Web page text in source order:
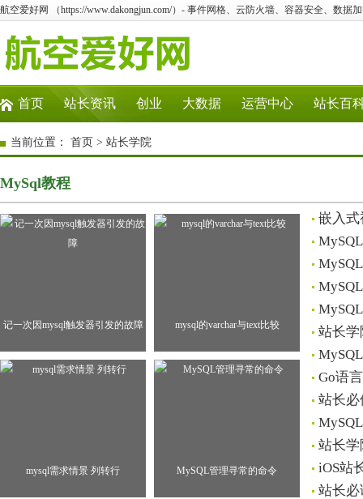
航空爱好网 （https://www.dakongjun.com/）- 事件网格、云防火墙、容器安全、数据
首页 站长资讯 创业 大数据 运营中心 站长百
当前位置： 首页 > 站长学院
MySql教程
记一次因mysql触发器引发的故障 mysql的varchar与text比较
mysql需求情景 列转行 MySQL管理寻常的命令
嵌入式
站长学
Go语
站长必
站长学
iOS站
站长必